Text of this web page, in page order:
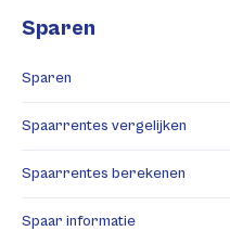
Sparen
Sparen
Spaarrentes vergelijken
Spaarrentes berekenen
Spaar informatie